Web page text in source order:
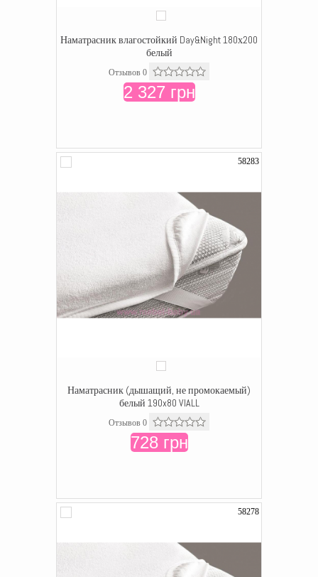
Наматрасник влагостойкий Day&Night 180х200
белый
Отзывов 0
2 327 грн
58283
Наматрасник (дышащий, не промокаемый)
белый 190x80 VIALL
Отзывов 0
728 грн
58278